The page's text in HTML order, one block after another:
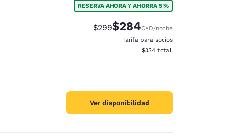
RESERVA AHORA Y AHORRA 5 %
Precio tachado:
$299Precio con descuento:
$284CAD/noche
Tarifa para socios
Ver detalles del total
$334 total
Ver disponibilidad